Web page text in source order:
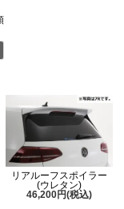
リアルーフスポイラー
(ウレタン)
46,200円(税込)